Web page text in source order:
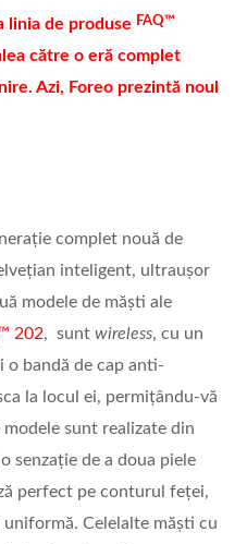
linia de produse FAQ™
către o eră complet
Azi, Foreo prezintă noul
complet nouă de
inteligent, ultraușor
modele de măști ale
202, sunt wireless, cu un
o bandă de cap anti-
la locul ei, permițându-vă
sunt realizate din
senzație de a doua piele
perfect pe conturul feței,
Celelalte măști cu